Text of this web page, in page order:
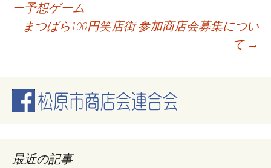
稿
ビ
ゲ
ー予想ゲーム
まつばら100円笑店街 参加商店会募集につい
て →
最近の記事